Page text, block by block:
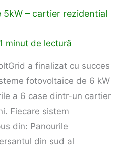
– cartier rezidential
1 minut de lectură
a finalizat cu succes
fotovoltaice de 6 kW
a 6 case dintr-un cartier
Fiecare sistem
din: Panourile
din sud al